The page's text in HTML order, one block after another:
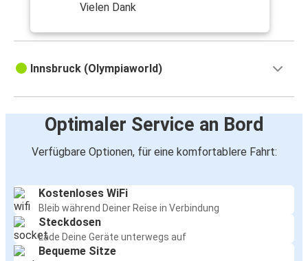
Vielen Dank
Innsbruck (Olympiaworld)
Optimaler Service an Bord
Verfügbare Optionen, für eine komfortablere Fahrt:
Kostenloses WiFi
Bleib während Deiner Reise in Verbindung
Steckdosen
Lade Deine Geräte unterwegs auf
Bequeme Sitze